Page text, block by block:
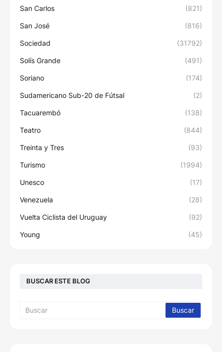
San Carlos (821)
San José (816)
Sociedad (31792)
Solís Grande (491)
Soriano (174)
Sudamericano Sub-20 de Fútsal (2)
Tacuarembó (138)
Teatro (844)
Treinta y Tres (93)
Turismo (1994)
Unesco (17)
Venezuela (28)
Vuelta Ciclista del Uruguay (92)
Young (45)
BUSCAR ESTE BLOG